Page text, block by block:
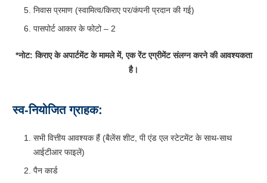
निवास प्रमाण (स्वामित्व/किराए पर/कंपनी प्रदान की गई)
पासपोर्ट आकार के फोटो – 2
*नोट: किराए के अपार्टमेंट के मामले में, एक रेंट एग्रीमेंट संलग्न करने की आवश्यकता
है।
स्व-नियोजित ग्राहक:
सभी वित्तीय आवश्यक हैं (बैलेंस शीट, पी एंड एल स्टेटमेंट के साथ-साथ
आईटीआर फाइलें)
पैन कार्ड